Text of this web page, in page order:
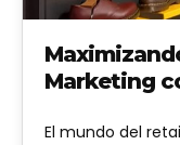
Marketing
El mundo del